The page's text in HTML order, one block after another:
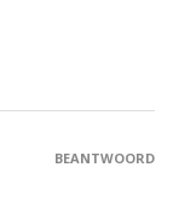
BEANTWOORD